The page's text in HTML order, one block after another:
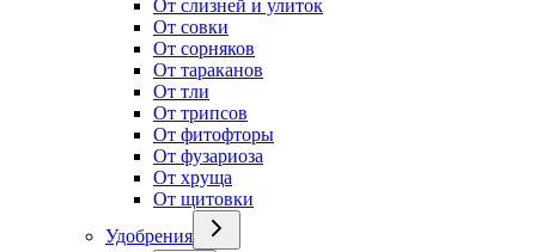
От слизней и улиток
От совки
От сорняков
От тараканов
От тли
От трипсов
От фитофторы
От фузариоза
От хруща
От щитовки
Удобрения